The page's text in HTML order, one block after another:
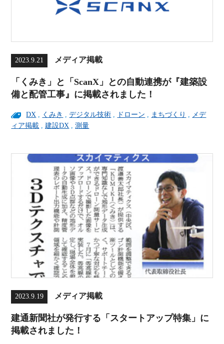
2023.9.21 メディア掲載
「くみき」と「ScanX」との自動連携が『建築設
備と配管工事』に掲載されました！
DX , くみき ,デジタル技術 , ドローン , まちづくり , メデ
ィア掲載 ,建設DX ,測量
2023.9.19 メディア掲載
建通新聞社が発行する「スタートアップ特集」に
掲載されました！